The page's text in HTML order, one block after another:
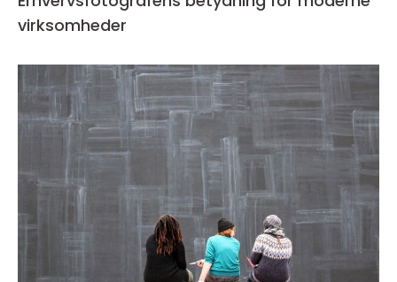
virksomheder